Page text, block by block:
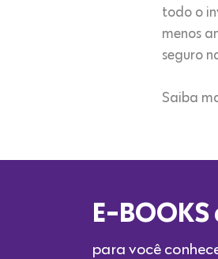
todo o
menos
seguro
Saiba
E-
para você